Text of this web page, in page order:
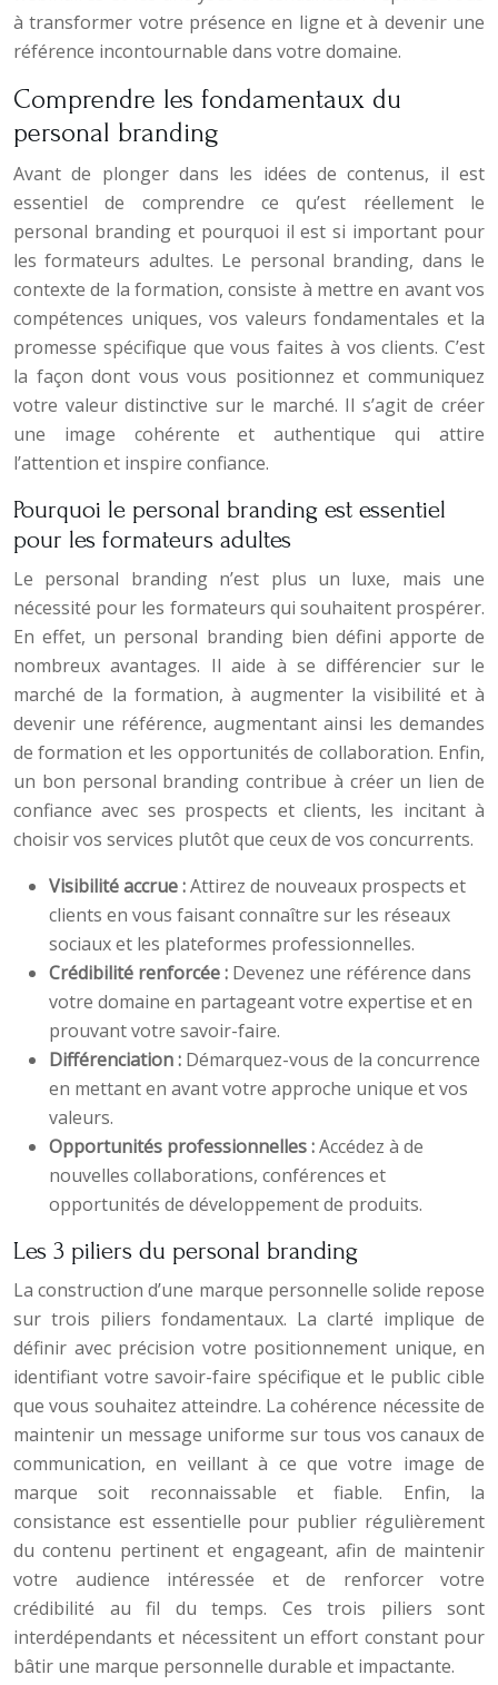
à transformer votre présence en ligne et à devenir une
référence incontournable dans votre domaine.
Comprendre les fondamentaux du
personal branding
Avant de plonger dans les idées de contenus, il est
essentiel de comprendre ce qu’est réellement le
personal branding et pourquoi il est si important pour
les formateurs adultes. Le personal branding, dans le
contexte de la formation, consiste à mettre en avant vos
compétences uniques, vos valeurs fondamentales et la
promesse spécifique que vous faites à vos clients. C’est
la façon dont vous vous positionnez et communiquez
votre valeur distinctive sur le marché. Il s’agit de créer
une image cohérente et authentique qui attire
l’attention et inspire confiance.
Pourquoi le personal branding est essentiel
pour les formateurs adultes
Le personal branding n’est plus un luxe, mais une
nécessité pour les formateurs qui souhaitent prospérer.
En effet, un personal branding bien défini apporte de
nombreux avantages. Il aide à se différencier sur le
marché de la formation, à augmenter la visibilité et à
devenir une référence, augmentant ainsi les demandes
de formation et les opportunités de collaboration. Enfin,
un bon personal branding contribue à créer un lien de
confiance avec ses prospects et clients, les incitant à
choisir vos services plutôt que ceux de vos concurrents.
Visibilité accrue :Attirez de nouveaux prospects et
clients en vous faisant connaître sur les réseaux
sociaux et les plateformes professionnelles.
Crédibilité renforcée : Devenez une référence dans
votre domaine en partageant votre expertise et en
prouvant votre savoir-faire.
Différenciation : Démarquez-vous de la concurrence
en mettant en avant votre approche unique et vos
valeurs.
Opportunités professionnelles :Accédez à de
nouvelles collaborations, conférences et
opportunités de développement de produits.
Les 3 piliers du personal branding
La construction d’une marque personnelle solide repose
sur trois piliers fondamentaux. La clarté implique de
définir avec précision votre positionnement unique, en
identifiant votre savoir-faire spécifique et le public cible
que vous souhaitez atteindre. La cohérence nécessite de
maintenir un message uniforme sur tous vos canaux de
communication, en veillant à ce que votre image de
marque soit reconnaissable et fiable. Enfin, la
consistance est essentielle pour publier régulièrement
du contenu pertinent et engageant, afin de maintenir
votre audience intéressée et de renforcer votre
crédibilité au fil du temps. Ces trois piliers sont
interdépendants et nécessitent un effort constant pour
bâtir une marque personnelle durable et impactante.